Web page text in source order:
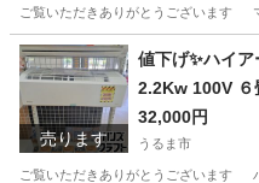
ご覧いただきありがとうございます
沖縄 うるま市 その他
売ります
値下げ✨ハイ
2.2Kw 100V ６
市田場✨
32,000円
うるま市
ご覧いただきありがとうございます